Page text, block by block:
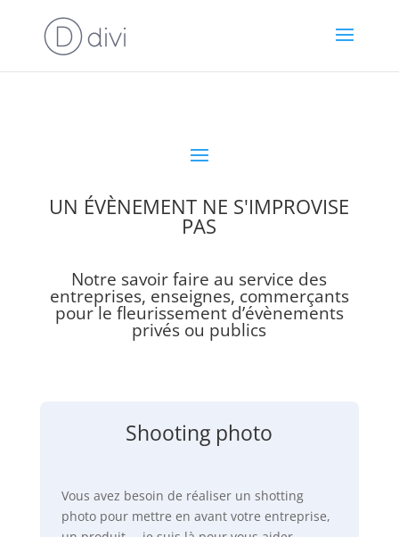
UN ÉVÈNEMENT NE S'IMPROVISE
PAS
Notre savoir faire au service des
entreprises, enseignes, commerçants
pour le fleurissement d’évènements
privés ou publics
Shooting photo
Vous avez besoin de réaliser un shotting
photo pour mettre en avant votre entreprise,